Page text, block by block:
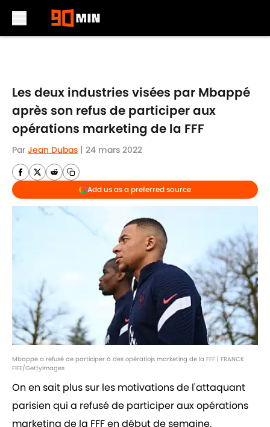
Les deux industries visées par Mbappé
après son refus de participer aux
opérations marketing de la FFF
Par Jean Dubas | 24 mars 2022
Add us as a preferred source
Mbappe a refusé de participer à des opératiojs marketing de la FFF | FRANCK
FIFE/GettyImages
On en sait plus sur les motivations de l'attaquant
parisien qui a refusé de participer aux opérations
marketing de la FFF en début de semaine.